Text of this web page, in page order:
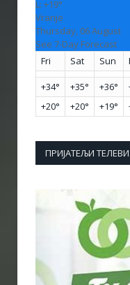
L: +19°
Vranje
Thursday, 06 August
See 7-Day Forecast
Fri
Sat Sun
+34° +35° +36°
+20° +20° +19°
ПРИЈАТЕЉИ